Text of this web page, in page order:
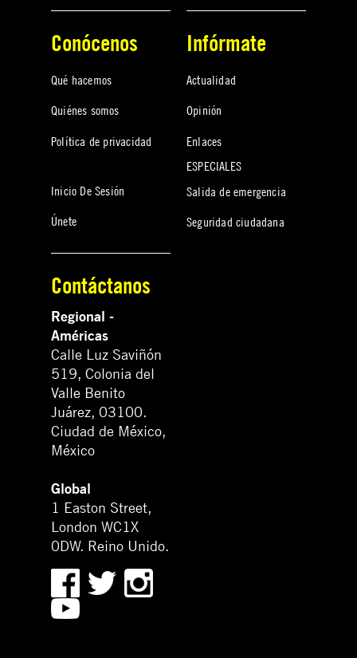
Conócenos
Qué hacemos
Quiénes somos
Política de privacidad
Inicio De Sesión
Únete
Infórmate
Actualidad
Opinión
Enlaces
ESPECIALES
Salida de emergencia
Seguridad ciudadana
Contáctanos
Regional -
Américas
Calle Luz Saviñón
519, Colonia del
Valle Benito
Juárez, 03100.
Ciudad de México,
México
Global
1 Easton Street,
London WC1X
0DW. Reino Unido.